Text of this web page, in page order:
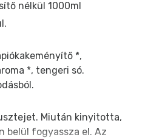
nélkül 1000ml
*,
*, tengeri só.
Miután kinyitotta,
belül fogyassza el. Az